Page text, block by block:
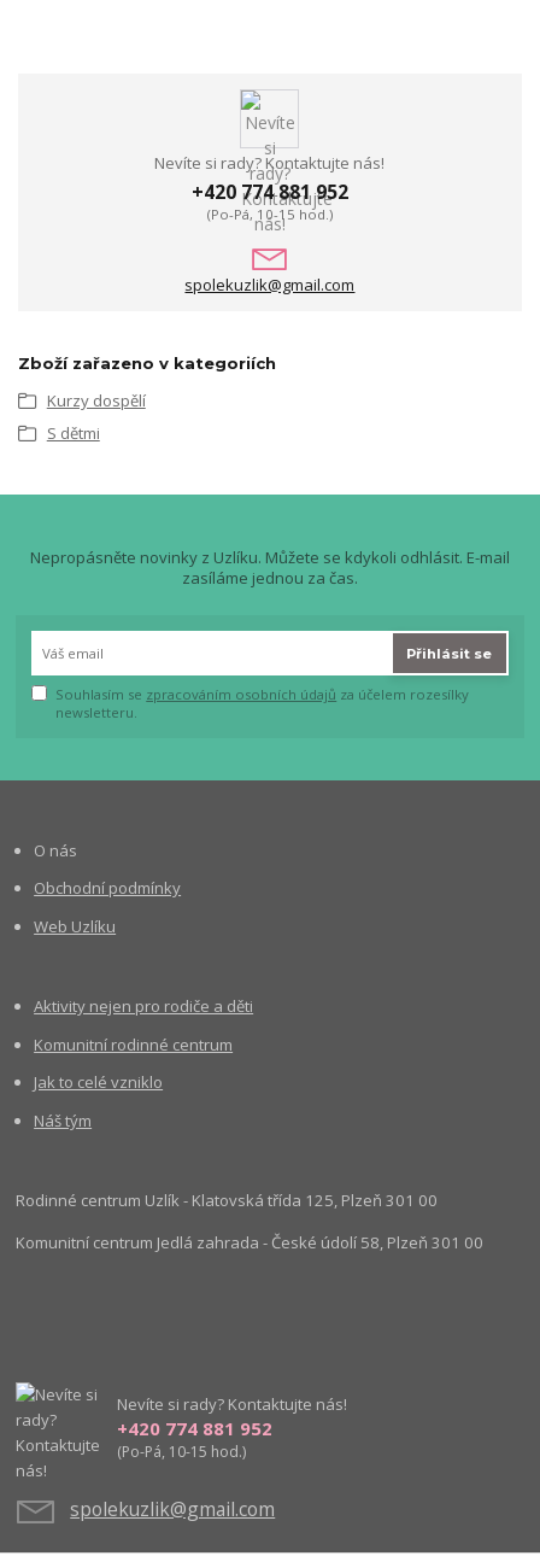
Nevíte si rady? Kontaktujte nás!
+420 774 881 952
(Po-Pá, 10-15 hod.)
spolekuzlik@gmail.com
Zboží zařazeno v kategoriích
Kurzy dospělí
S dětmi
Nepropásněte novinky z Uzlíku. Můžete se kdykoli odhlásit. E-mail
zasíláme jednou za čas.
Přihlásit se
Souhlasím se zpracováním osobních údajů za účelem rozesílky
newsletteru.
O nás
Obchodní podmínky
Web Uzlíku
Aktivity nejen pro rodiče a děti
Komunitní rodinné centrum
Jak to celé vzniklo
Náš tým
Rodinné centrum Uzlík - Klatovská třída 125, Plzeň 301 00
Komunitní centrum Jedlá zahrada - České údolí 58, Plzeň 301 00
Nevíte si rady? Kontaktujte nás!
+420 774 881 952
(Po-Pá, 10-15 hod.)
spolekuzlik@gmail.com